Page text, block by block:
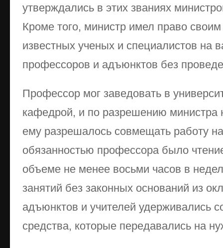
утверждались в этих званиях
Кроме того, министр имел право
известных ученых и специалистов на
профессоров и адъюнктов без
Профессор мог заведовать в
кафедрой, и по разрешению министра
ему разрешалось совмещать работу
обязанностью профессора было
объеме не менее восьми часов в
занятий без законных оснований из
адъюнктов и учителей удерживались
средства, которые передавались на